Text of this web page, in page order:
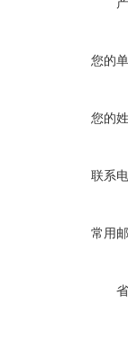
您的
您的
联系
常用